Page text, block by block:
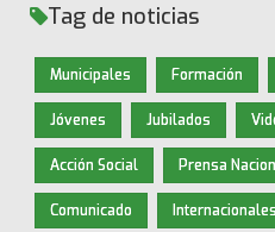
Tag de noticias
Municipales Formación
Jóvenes Jubilados
Acción Social Prensa
Comunicado Internacionales